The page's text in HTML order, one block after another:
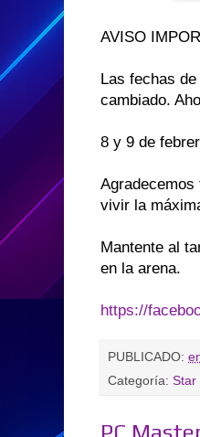
AVISO
Las fechas
cambiado.
8 y 9 de
vivir la
Mantente al
en la arena.
https://
PUBLICADO:
Categoría: Star
PC